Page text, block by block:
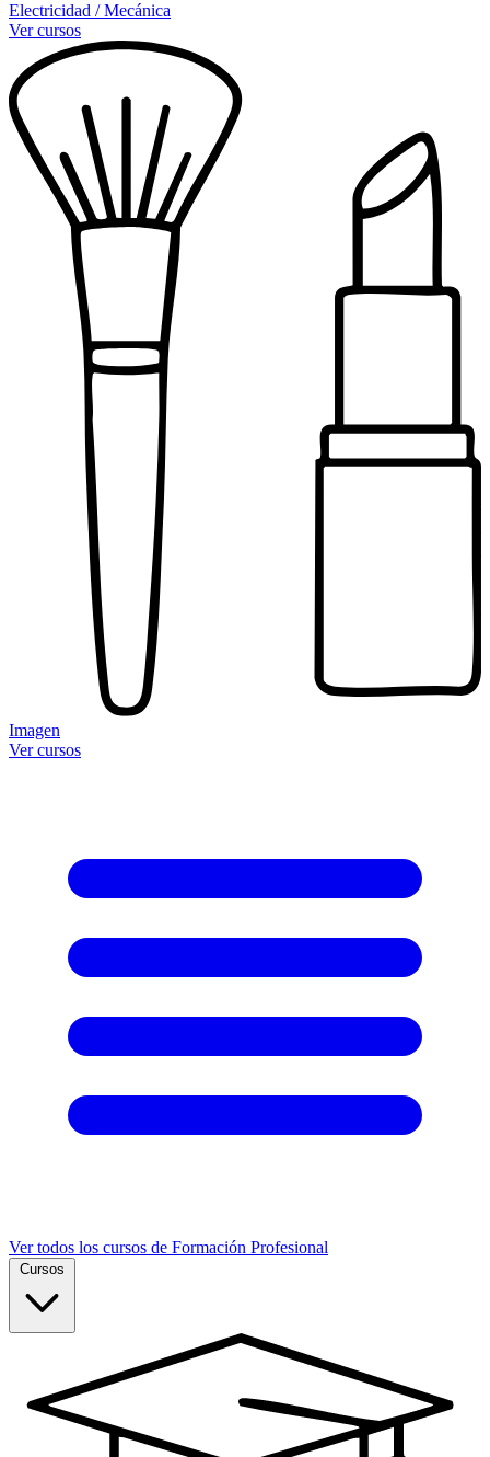
Electricidad / Mecánica
Ver cursos
Imagen
Ver cursos
Ver todos los cursos de Formación Profesional
Cursos